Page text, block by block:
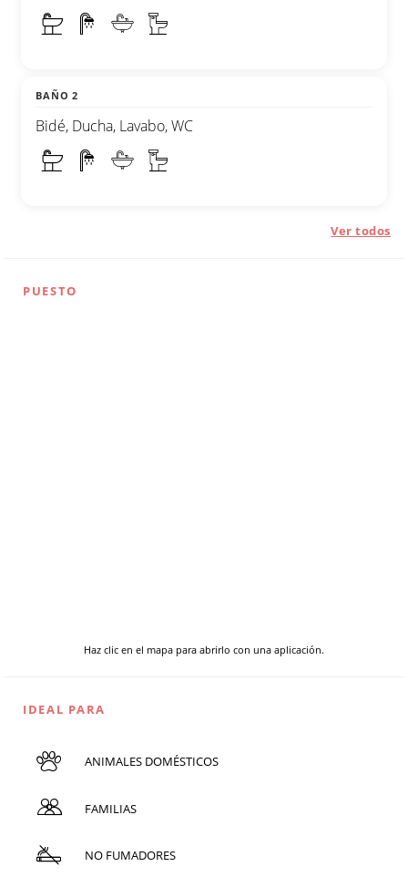
BAÑO 2
Bidé, Ducha, Lavabo, WC
Ver todos
PUESTO
Haz clic en el mapa para abrirlo con una aplicación.
IDEAL PARA
ANIMALES DOMÉSTICOS
FAMILIAS
NO FUMADORES